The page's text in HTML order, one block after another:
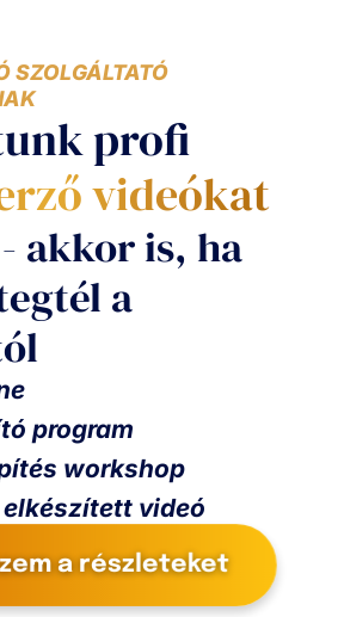
SZOLGÁLTATÓ
profi
videókat
akkor is, ha
a
program
workshop
videó
a részleteket